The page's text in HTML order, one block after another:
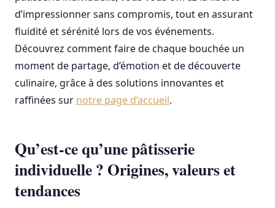
d’impressionner sans compromis, tout en assurant
fluidité et sérénité lors de vos événements.
Découvrez comment faire de chaque bouchée un
moment de partage, d’émotion et de découverte
culinaire, grâce à des solutions innovantes et
raffinées sur notre page d’accueil.
Qu’est-ce qu’une pâtisserie
individuelle ? Origines, valeurs et
tendances